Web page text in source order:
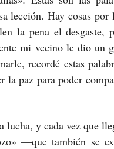
lección. Hay cosas
la pena el desgaste,
mi vecino le dio un
recordé estas
la paz para poder
lucha, y cada vez que
—que también se